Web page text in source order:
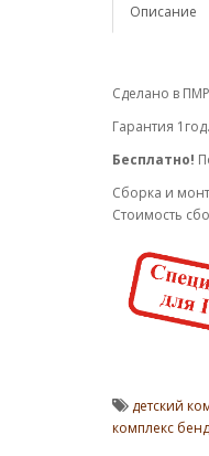
Описание
Сделано в ПМР
Гарантия 1год.
Бесплатно!
Cборка и
Стоимость
детский
комплекс